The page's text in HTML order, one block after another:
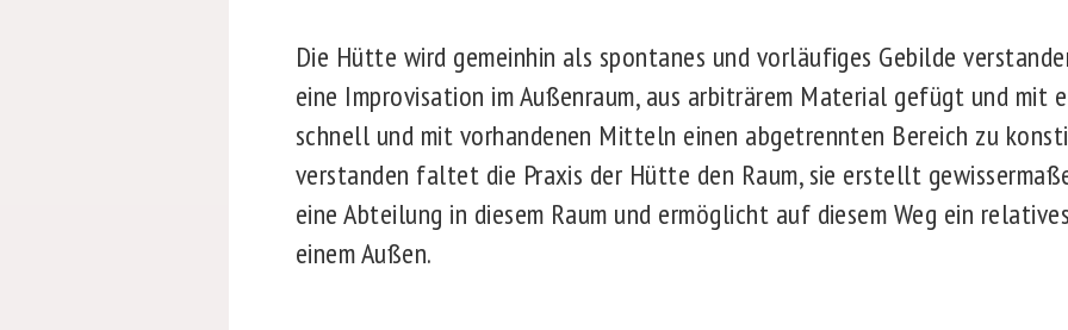
Die Hütte wird gemeinhin als spontanes und vorläufiges Gebilde
eine Improvisation im Außenraum, aus arbiträrem Material gefügt und mit
schnell und mit vorhandenen Mitteln einen abgetrennten Bereich zu
verstanden faltet die Praxis der Hütte den Raum, sie erstellt
eine Abteilung in diesem Raum und ermöglicht auf diesem Weg ein
einem Außen.